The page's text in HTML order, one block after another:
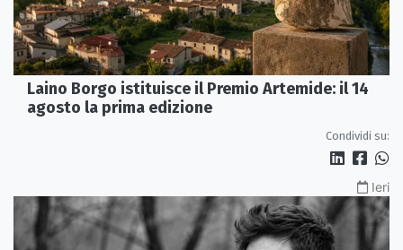
Laino Borgo istituisce il Premio Artemide: il 14
agosto la prima edizione
Condividi su:
Ieri